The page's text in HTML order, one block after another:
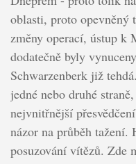
oblasti, proto opevněný
změny operací, ústup k
dodatečně byly
Schwarzenberk již
jedné nebo druhé
nejvnitřnější
názor na průběh tažení.
posuzování vítězů. Zde